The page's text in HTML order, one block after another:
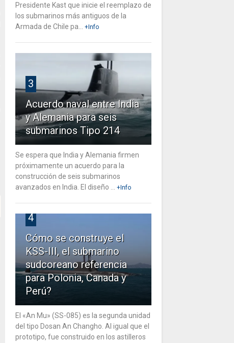
Presidente Kast que inicie el reemplazo de
los submarinos más antiguos de la
Armada de Chile pa...
+Info
3
Acuerdo naval entre India
y Alemania para seis
submarinos Tipo 214
Se espera que India y Alemania firmen
próximamente un acuerdo para la
construcción de seis submarinos
avanzados en India. El diseño ...
+Info
4
Cómo se construye el
KSS-III, el submarino
sudcoreano referencia
para Polonia, Canada y
Perú?
El «An Mu» (SS-085) es la segunda unidad
del tipo Dosan An Changho. Al igual que el
prototipo, fue construido en los astilleros